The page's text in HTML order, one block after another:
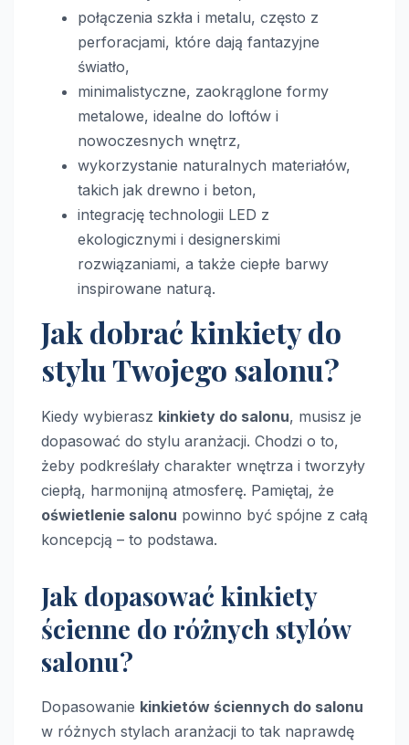
połączenia szkła i metalu, często z
perforacjami, które dają fantazyjne
światło,
minimalistyczne, zaokrąglone formy
metalowe, idealne do loftów i
nowoczesnych wnętrz,
wykorzystanie naturalnych materiałów,
takich jak drewno i beton,
integrację technologii LED z
ekologicznymi i designerskimi
rozwiązaniami, a także ciepłe barwy
inspirowane naturą.
Jak dobrać kinkiety do
stylu Twojego salonu?
Kiedy wybierasz kinkiety do salonu, musisz je
dopasować do stylu aranżacji. Chodzi o to,
żeby podkreślały charakter wnętrza i tworzyły
ciepłą, harmonijną atmosferę. Pamiętaj, że
oświetlenie salonu powinno być spójne z całą
koncepcją – to podstawa.
Jak dopasować kinkiety
ścienne do różnych stylów
salonu?
Dopasowanie kinkietów ściennych do salonu
w różnych stylach aranżacji to tak naprawdę